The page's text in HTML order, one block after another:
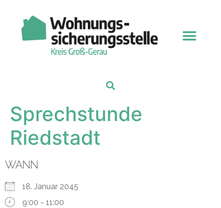
Sprechstunde
Riedstadt
WANN
18. Januar 2045
9:00 - 11:00